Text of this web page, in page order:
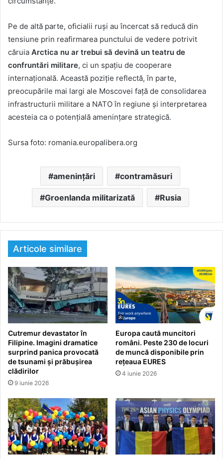
Pe de altă parte, oficialii ruși au încercat să reducă din
tensiune prin reafirmarea punctului de vedere potrivit
căruia Arctica nu ar trebui să devină un teatru de
confruntări militare, ci un spațiu de cooperare
internațională. Această poziție reflectă, în parte,
preocupările mai largi ale Moscovei față de consolidarea
infrastructurii militare a NATO în regiune și interpretarea
acesteia ca o potențială amenințare strategică.
Sursa foto: romania.europalibera.org
amenințări contramăsuri
Groenlanda militarizată Rusia
Articole similare
Cutremur devastator în
Filipine. Imagini dramatice
surprind panica provocată
de tsunami și prăbușirea
clădirilor
9 iunie 2026
Europa caută muncitori
români. Peste 230 de locuri
de muncă disponibile prin
rețeaua EURES
4 iunie 2026